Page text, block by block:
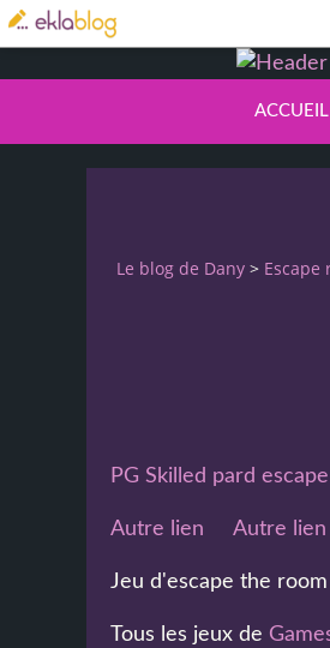
ACCUEIL
Le blog de Dany > Escape
PG Skilled pard escape
Autre lien Autre lien
Jeu d'escape the room
Tous les jeux de